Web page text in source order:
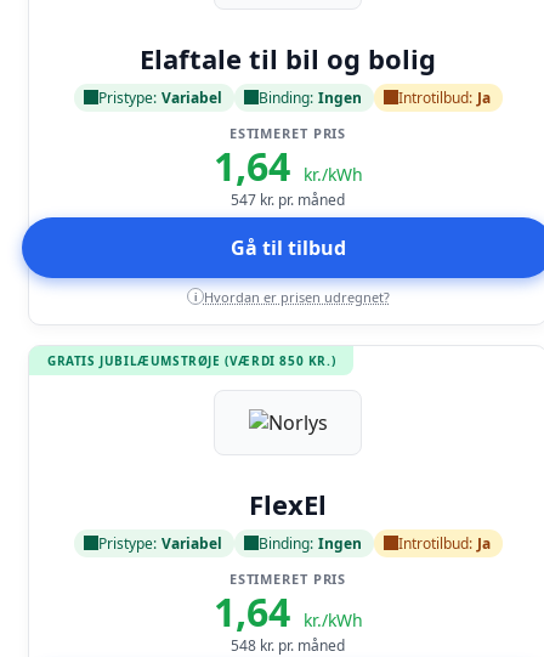
Elaftale til bil og bolig
Pristype: Variabel Binding: Ingen Introtilbud: Ja
ESTIMERET PRIS
1,64 kr./kWh
547 kr. pr. måned
Gå til tilbud
i Hvordan er prisen udregnet?
GRATIS JUBILÆUMSTRØJE (VÆRDI 850 KR.)
FlexEl
Pristype: Variabel Binding: Ingen Introtilbud: Ja
ESTIMERET PRIS
1,64 kr./kWh
548 kr. pr. måned